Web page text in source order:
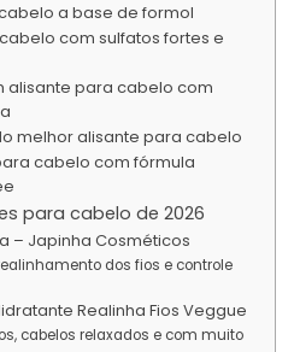
a base de formol
com sulfatos fortes e
alisante para cabelo com
melhor alisante para cabelo
cabelo com fórmula
para cabelo de 2026
– Japinha Cosméticos
dos fios e controle
Realinha Fios Veggue
cabelos relaxados e com muito